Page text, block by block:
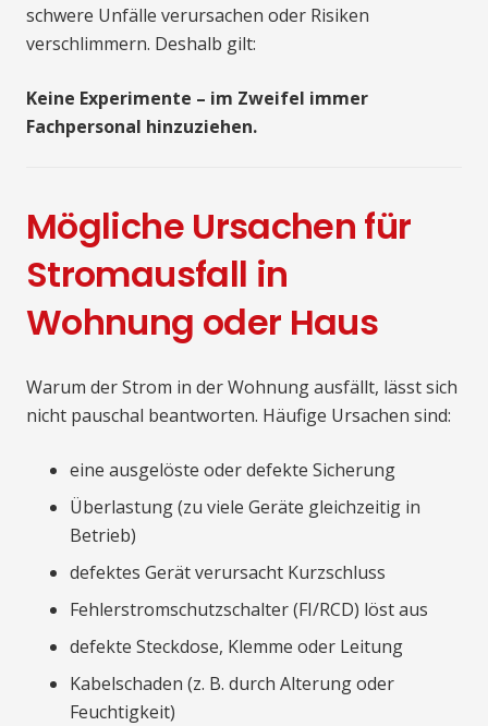
schwere Unfälle verursachen oder Risiken
verschlimmern. Deshalb gilt:
Keine Experimente – im Zweifel immer
Fachpersonal hinzuziehen.
Mögliche Ursachen für
Stromausfall in
Wohnung oder Haus
Warum der Strom in der Wohnung ausfällt, lässt sich
nicht pauschal beantworten. Häufige Ursachen sind:
eine ausgelöste oder defekte Sicherung
Überlastung (zu viele Geräte gleichzeitig in
Betrieb)
defektes Gerät verursacht Kurzschluss
Fehlerstromschutzschalter (FI/RCD) löst aus
defekte Steckdose, Klemme oder Leitung
Kabelschaden (z. B. durch Alterung oder
Feuchtigkeit)